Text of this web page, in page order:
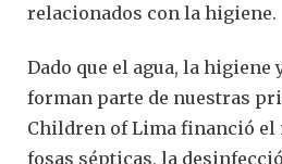
relacionados con la higiene.
Dado que el agua, la
forman parte de nuestras
Children of Lima financió el
fosas sépticas, la